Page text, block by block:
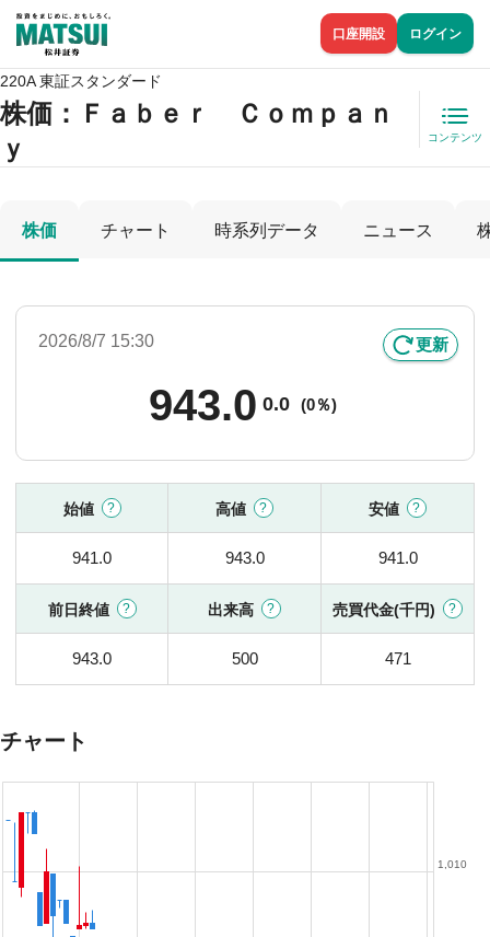
口座開設 ログイン
220A 東証スタンダード
株価 ：Ｆａｂｅｒ Ｃｏｍｐａｎ
ｙ
コンテンツ
株価 チャート 時系列データ ニュース
2026/8/7 15:30 更新
943.0 0.0 (0％)
始値 高値 安値
941.0 943.0 941.0
前日終値 出来高 売買代金(千円)
943.0 500 471
チャート
1,010